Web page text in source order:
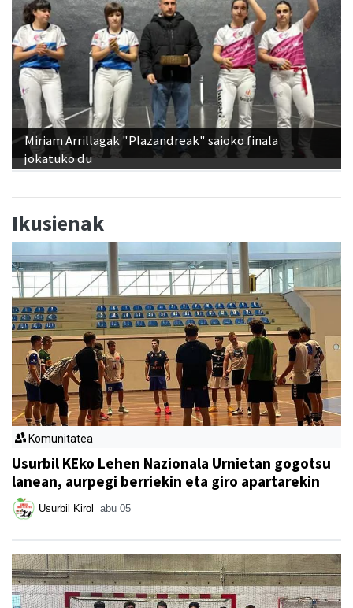
Miriam Arrillagak "Plazandreak" saioko finala
jokatuko du
Ikusienak
Komunitatea
Usurbil KEko Lehen Nazionala Urnietan gogotsu
lanean, aurpegi berriekin eta giro apartarekin
Usurbil Kirol abu 05